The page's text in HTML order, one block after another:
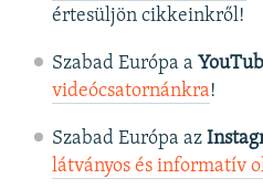
értesüljön cikkeinkről!
Szabad Európa a
videócsatornánkra!
Szabad Európa az
látványos és informatív